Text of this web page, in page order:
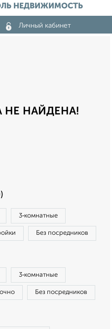
НЕДВИЖИМОСТЬ
Личный кабинет
НЕ НАЙДЕНА!
3‑комнатные
Без посредников
3‑комнатные
Без посредников